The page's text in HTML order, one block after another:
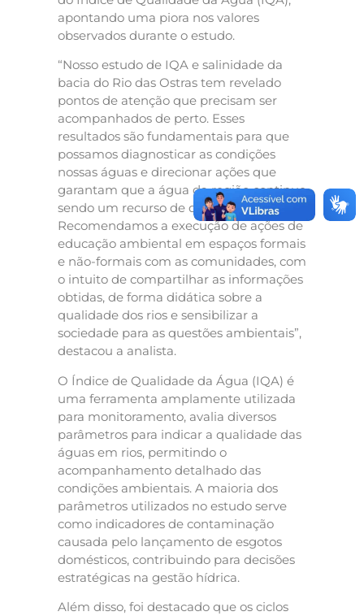
apontando uma piora nos valores
observados durante o estudo.
“Nosso estudo de IQA e salinidade da
bacia do Rio das Ostras tem revelado
pontos de atenção que precisam ser
acompanhados de perto. Esses
resultados são fundamentais para que
possamos diagnosticar as condições
nossas águas e direcionar ações que
garantam que a água da região continue
sendo um recurso de qualidade.
Recomendamos a execução de ações de
educação ambiental em espaços formais
e não-formais com as comunidades, com
o intuito de compartilhar as informações
obtidas, de forma didática sobre a
qualidade dos rios e sensibilizar a
sociedade para as questões ambientais”,
destacou a analista.
O Índice de Qualidade da Água (IQA) é
uma ferramenta amplamente utilizada
para monitoramento, avalia diversos
parâmetros para indicar a qualidade das
águas em rios, permitindo o
acompanhamento detalhado das
condições ambientais. A maioria dos
parâmetros utilizados no estudo serve
como indicadores de contaminação
causada pelo lançamento de esgotos
domésticos, contribuindo para decisões
estratégicas na gestão hídrica.
Além disso, foi destacado que os ciclos